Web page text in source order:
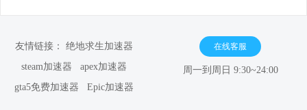
友情链接： 绝地求生加速器
steam加速器
apex加速器
gta5免费加速器
Epic加速器
在线客服
周一到周日 9:30~24:00